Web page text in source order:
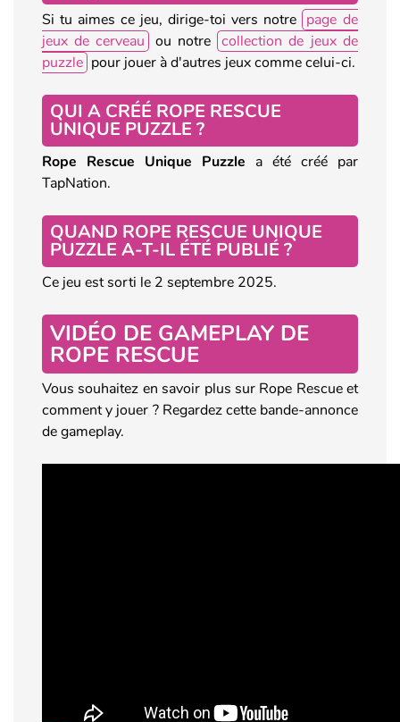
Si tu aimes ce jeu, dirige-toi vers notre page de
jeux de cerveau ou notre collection de jeux de
puzzle pour jouer à d'autres jeux comme celui-ci.
QUI A CRÉÉ ROPE RESCUE
UNIQUE PUZZLE ?
Rope Rescue Unique Puzzle a été créé par
TapNation.
QUAND ROPE RESCUE UNIQUE
PUZZLE A-T-IL ÉTÉ PUBLIÉ ?
Ce jeu est sorti le 2 septembre 2025.
VIDÉO DE GAMEPLAY DE
ROPE RESCUE
Vous souhaitez en savoir plus sur Rope Rescue et
comment y jouer ? Regardez cette bande-annonce
de gameplay.